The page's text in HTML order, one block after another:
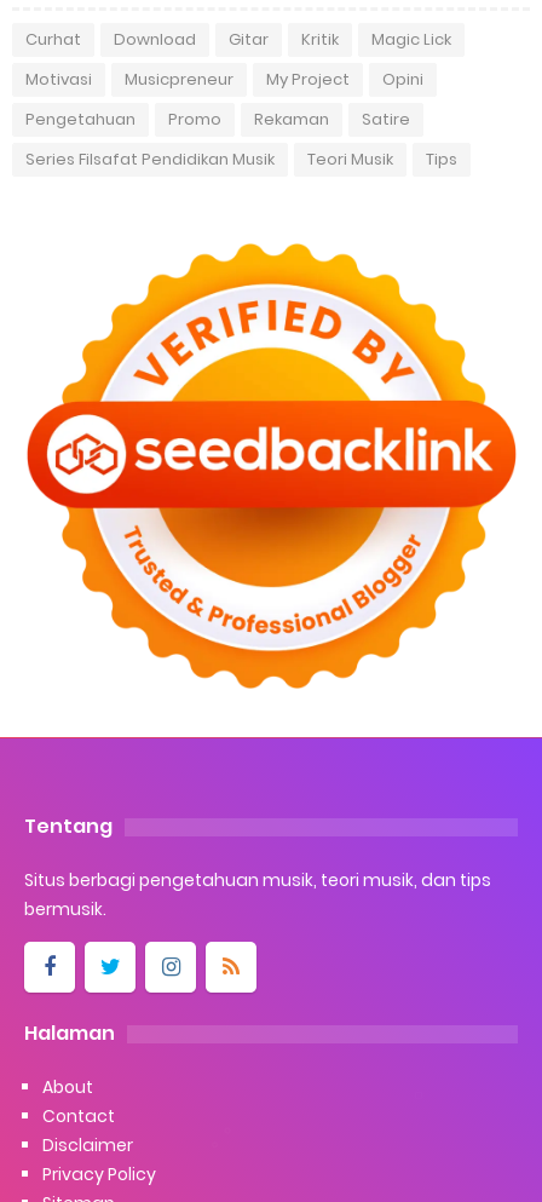
Curhat Download Gitar Kritik
Magic Lick
Motivasi
Musicpreneur My Project
Opini
Pengetahuan
Promo Rekaman
Satire
Series Filsafat Pendidikan Musik
Teori Musik Tips
Tentang
Situs berbagi pengetahuan musik, teori musik, dan tips
bermusik.
Halaman
About
Contact
Disclaimer
Privacy Policy